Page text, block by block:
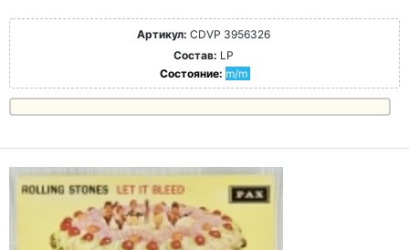
Артикул: CDVP 3956326
Состав: LP
Состояние: m/m